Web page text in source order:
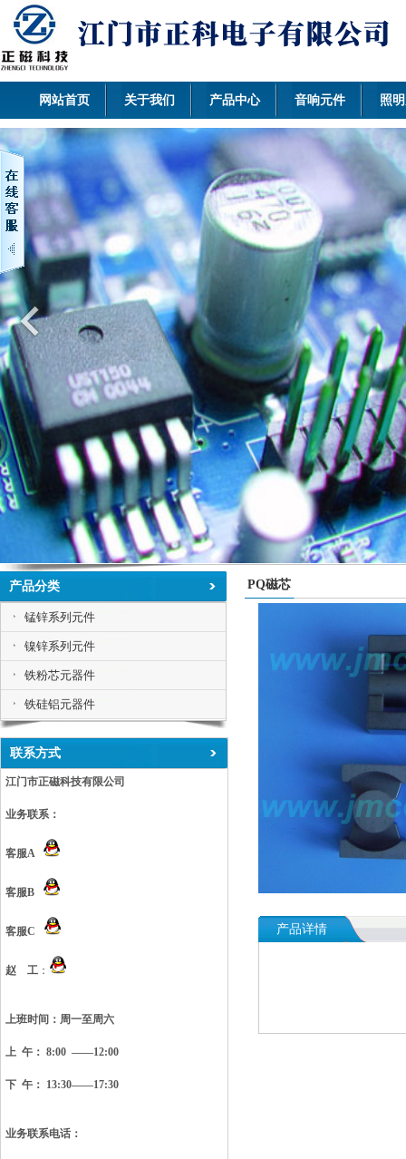
网站首页 关于我们 产品中心 音响元件 照
产品分类
锰锌系列元件
镍锌系列元件
铁粉芯元器件
铁硅铝元器件
联系方式
江门市正磁科技有限公司
业务联系：
客服A
客服B
客服C
赵 工 ：
上班时间： 周一至周六
上 午： 8:00 ——12:00
下 午： 13:30——17:30
业务联系电话：
PQ磁芯
产品详情